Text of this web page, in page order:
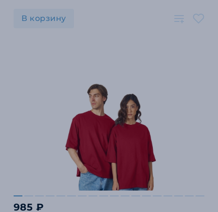
В корзину
985 ₽